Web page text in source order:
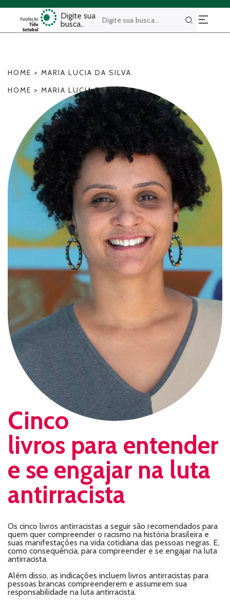
Digite sua
busca..
Buscar
HOME > MARIA LUCIA DA SILVA
HOME > MARIA LUCIA DA SILVA
Cinco
livros para entender
e se engajar na luta
antirracista
Os cinco livros antirracistas a seguir são recomendados para
quem quer compreender o racismo na história brasileira e
suas manifestações na vida cotidiana das pessoas negras. E,
como consequência, para compreender e se engajar na luta
antirracista.
Além disso, as indicações incluem livros antirracistas para
pessoas brancas compreenderem e assumirem sua
responsabilidade na luta antirracista.